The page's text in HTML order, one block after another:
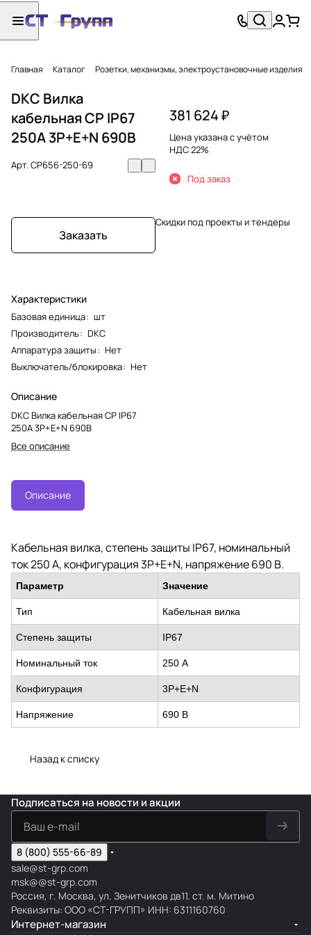
Главная Каталог Розетки, механизмы, электроустановочные изделия
DKC Вилка
кабельная CP IP67
250A 3P+E+N 690В
Арт.CP656-250-69
Заказать
Характеристики
Базовая единица: шт
Производитель: DKC
Аппаратура защиты: Нет
Выключатель/блокировка: Нет
Описание
DKC Вилка кабельная CP IP67
250A 3P+E+N 690В
Все описание
381 624 ₽
Цена указана с учётом
НДС 22%
Под заказ
Скидки под проекты и тендеры
Описание
Кабельная вилка, степень защиты IP67, номинальный
ток 250 А, конфигурация 3P+E+N, напряжение 690 В.
Параметр Значение
Тип Кабельная вилка
Степень защиты IP67
Номинальный ток 250 А
Конфигурация 3P+E+N
Напряжение 690 В
Назад к списку
Подписаться на новости и акции
8 (800) 555-66-89
sale@st-grp.com
msk@@st-grp.com
Россия, г. Москва, ул. Зенитчиков дв11. ст. м. Митино
Реквизиты: ООО «СТ-ГРУПП» ИНН: 6311160760
Интернет-магазин